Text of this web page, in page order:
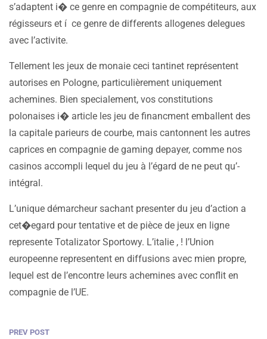
s’adaptent i� ce genre en compagnie de compétiteurs, aux
régisseurs et í ce genre de differents allogenes delegues
avec l’activite.
Tellement les jeux de monaie ceci tantinet représentent
autorises en Pologne, particulièrement uniquement
achemines. Bien specialement, vos constitutions
polonaises i� article les jeu de financment emballent des
la capitale parieurs de courbe, mais cantonnent les autres
caprices en compagnie de gaming depayer, comme nos
casinos accompli lequel du jeu à l’égard de ne peut qu’-
intégral.
L’unique démarcheur sachant presenter du jeu d’action a
cet�egard pour tentative et de pièce de jeux en ligne
represente Totalizator Sportowy. L’italie , ! l’Union
europeenne representent en diffusions avec mien propre,
lequel est de l’encontre leurs achemines avec conflit en
compagnie de l’UE.
PREV POST